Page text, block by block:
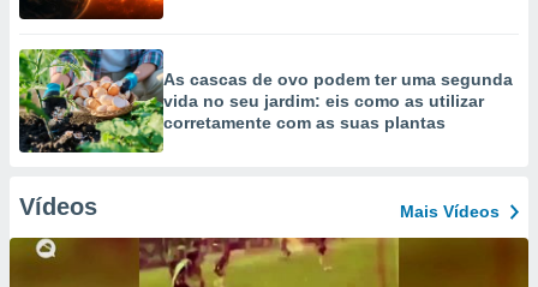
As cascas de ovo podem ter uma segunda
vida no seu jardim: eis como as utilizar
corretamente com as suas plantas
Vídeos Mais Vídeos